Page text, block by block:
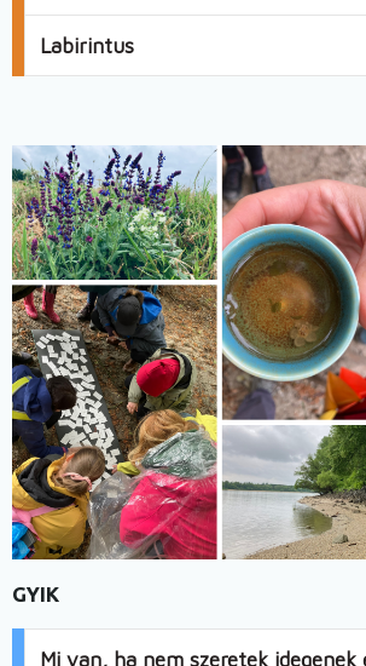
Labirintus
Image
GYIK
Mi van, ha nem szeretek